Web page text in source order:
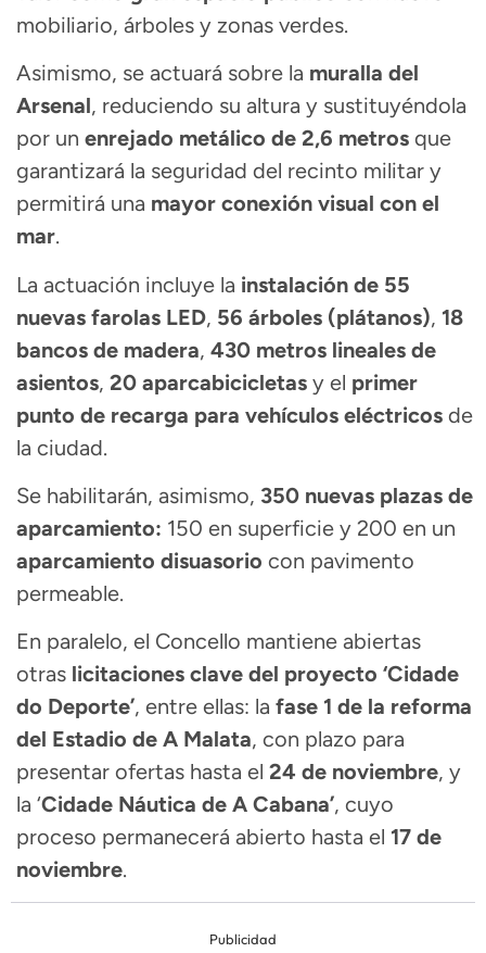
mobiliario, árboles y zonas verdes.
Asimismo, se actuará sobre la muralla del
Arsenal, reduciendo su altura y sustituyéndola
por un enrejado metálico de 2,6 metros que
garantizará la seguridad del recinto militar y
permitirá una mayor conexión visual con el
mar.
La actuación incluye la instalación de 55
nuevas farolas LED, 56 árboles (plátanos), 18
bancos de madera, 430 metros lineales de
asientos, 20 aparcabicicletas y el primer
punto de recarga para vehículos eléctricos de
la ciudad.
Se habilitarán, asimismo, 350 nuevas plazas de
aparcamiento: 150 en superficie y 200 en un
aparcamiento disuasorio con pavimento
permeable.
En paralelo, el Concello mantiene abiertas
otras licitaciones clave del proyecto ‘Cidade
do Deporte’, entre ellas: la fase 1 de la reforma
del Estadio de A Malata, con plazo para
presentar ofertas hasta el 24 de noviembre, y
la ‘Cidade Náutica de A Cabana’, cuyo
proceso permanecerá abierto hasta el 17 de
noviembre.
Publicidad